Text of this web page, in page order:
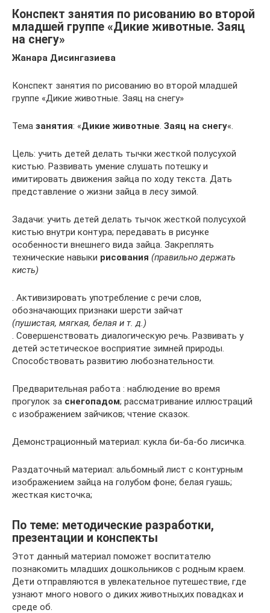
Конспект занятия по рисованию во второй
младшей группе «Дикие животные. Заяц
на снегу»
Жанара Дисингазиева
Конспект занятия по рисованию во второй младшей
группе «Дикие животные. Заяц на снегу»
Тема занятия: «Дикие животные Заяц на снегу«.
Цель: учить детей делать тычки жесткой полусухой
кистью. Развивать умение слушать потешку и
имитировать движения зайца по ходу текста. Дать
представление о жизни зайца в лесу зимой.
Задачи: учить детей делать тычок жесткой полусухой
кистью внутри контура; передавать в рисунке
особенности внешнего вида зайца. Закреплять
технические навыки рисования (правильно держать
кисть)
. Активизировать употребление с речи слов,
обозначающих признаки шерсти зайчат
(пушистая, мягкая, белая и т. д.)
. Совершенствовать диалогическую речь. Развивать у
детей эстетическое восприятие зимней природы.
Способствовать развитию любознательности.
Предварительная работа : наблюдение во время
прогулок за снегопадом; рассматривание иллюстраций
с изображением зайчиков; чтение сказок.
Демонстрационный материал: кукла би-ба-бо лисичка.
Раздаточный материал: альбомный лист с контурным
изображением зайца на голубом фоне; белая гуашь;
жесткая кисточка;
По теме: методические разработки,
презентации и конспекты
Этот данный материал поможет воспитателю
познакомить младших дошкольников с родным краем.
Дети отправляются в увлекательное путешествие, где
узнают много нового о диких животных,их повадках и
среде об.